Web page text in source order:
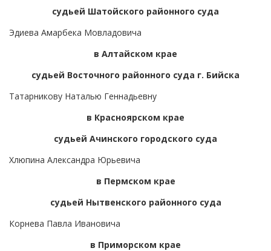
судьей Шатойского районного суда
Эдиева Амарбека Мовладовича
в Алтайском крае
судьей Восточного районного суда г. Бийска
Татарникову Наталью Геннадьевну
в Красноярском крае
судьей Ачинского городского суда
Хлюпина Александра Юрьевича
в Пермском крае
судьей Нытвенского районного суда
Корнева Павла Ивановича
в Приморском крае